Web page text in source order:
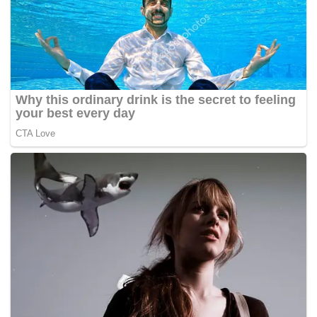
pertuduhan terhadapnya adalah sebahagian daripada
langkah yang telah dirancang lebih awal oleh Thomas dan
ia juga selaras dengan rancangan kerajaan Pakatan
Harapan (PH) ketika itu.
-Berita Harian
Tags: Hakim